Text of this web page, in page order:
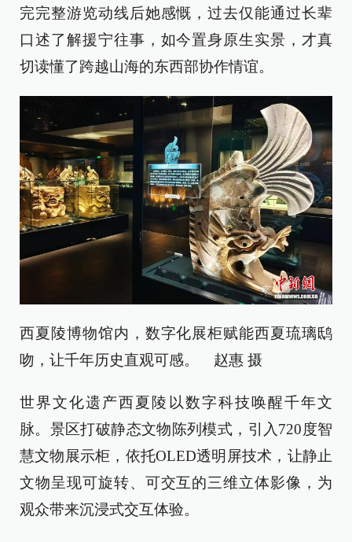
完完整游览动线后她感慨，过去仅能通过长辈
口述了解援宁往事，如今置身原生实景，才真
切读懂了跨越山海的东西部协作情谊。
西夏陵博物馆内，数字化展柜赋能西夏琉璃鸱
吻，让千年历史直观可感。 赵惠 摄
世界文化遗产西夏陵以数字科技唤醒千年文
脉。景区打破静态文物陈列模式，引入720度智
慧文物展示柜，依托OLED透明屏技术，让静止
文物呈现可旋转、可交互的三维立体影像，为
观众带来沉浸式交互体验。